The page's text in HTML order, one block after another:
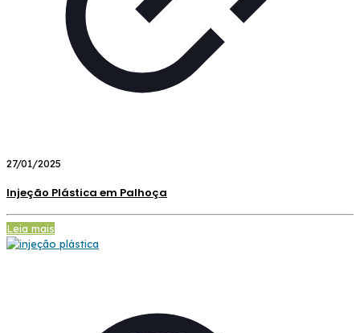
27/01/2025
Injeção Plástica em Palhoça
Leia mais